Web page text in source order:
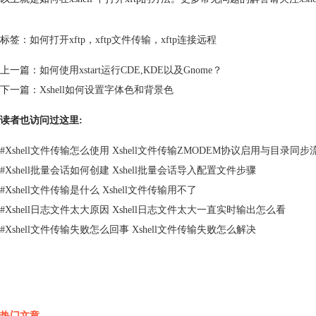
标签： 如何打开xftp ， xftp文件传输 ， xftp连接远程
上一篇： 如何使用xstart运行CDE,KDE以及Gnome？
下一篇： Xshell如何设置字体色和背景色
读者也访问过这里:
#Xshell文件传输怎么使用 Xshell文件传输ZMODEM协议启用与目录同步
#Xshell批量会话如何创建 Xshell批量会话导入配置文件步骤
#Xshell文件传输是什么 Xshell文件传输用不了
#Xshell日志文件太大原因 Xshell日志文件太大一直实时输出怎么看
#Xshell文件传输失败怎么回事 Xshell文件传输失败怎么解决